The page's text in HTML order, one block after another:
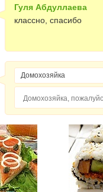
Гуля Абдуллаева
классно, спасибо
Домохозяйка,